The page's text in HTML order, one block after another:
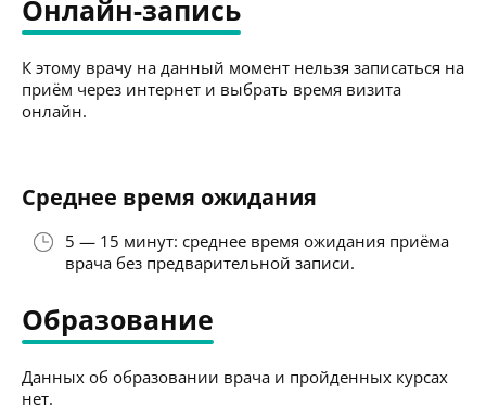
Онлайн-запись
К этому врачу на данный момент нельзя записаться на
приём через интернет и выбрать время визита
онлайн.
Среднее время ожидания
5 — 15 минут: среднее время ожидания приёма
врача без предварительной записи.
Образование
Данных об образовании врача и пройденных курсах
нет.